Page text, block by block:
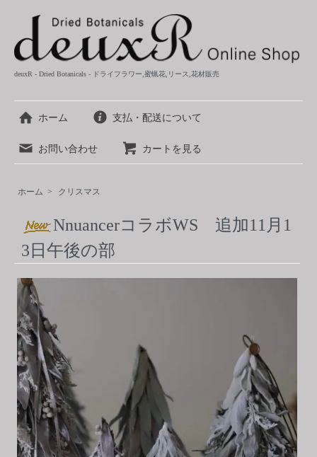
deuxR - Dried Botanicals - ドライフラワー,蜜蝋花,リース,花材販売
ホーム 支払・配送について
お問い合わせ カートを見る
ホーム > クリスマス
NnuancerコラボWS 追加11月1
3日午後の部